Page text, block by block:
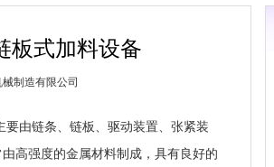
板式加料设备
制造有限公司
要由链条、链板、驱动装置、张紧装
高强度的金属材料制成，具有良好的